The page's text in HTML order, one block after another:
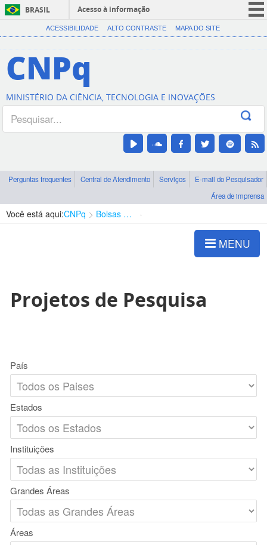
BRASIL
Acesso à informação
CORONAVÍRUS (COVID-19)
Canais
ACESSIBILIDADE ALTO CONTRASTE MAPA DO SITE
CNPq
MINISTÉRIO DA CIÊNCIA, TECNOLOGIA E INOVAÇÕES
Perguntas frequentes Central de Atendimento Serviços
E-mail do Pesquisador
Área de imprensa
Você está aqui:CNPq Bolsas e Auxílios Vigentes
MENU
Projetos de Pesquisa
País
Estados
Instituições
Grandes Áreas
Áreas